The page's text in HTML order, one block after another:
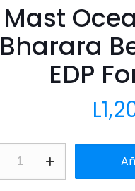
Mast
Bharara
EDP
L